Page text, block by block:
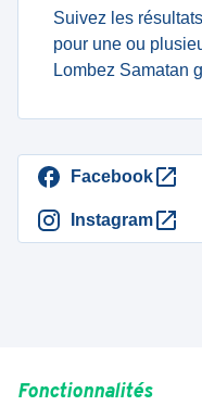
Suivez les
pour une ou
Lombez Samatan
Facebook
Instagram
Fonctionnalités